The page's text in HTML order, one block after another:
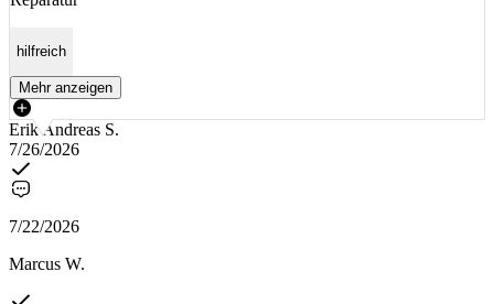
hilfreich
Mehr anzeigen
Erik Andreas S.
7/26/2026
7/22/2026
Marcus W.